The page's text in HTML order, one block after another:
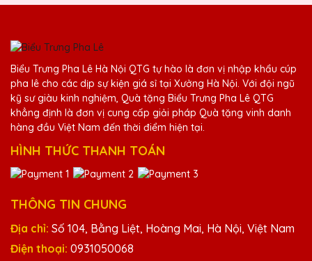
25/11/2025
Mình đã đặt một số lượng lớn cúp pha lê
cho sự kiện cuối năm của công ty và tất cả
đều rất đẹp và chất lượng. Cảm ơn Quà
Tặng Pha Lê QTG!
Dương Văn Thành
25/11/2025
Thiết kế cúp pha lê tại Quà Tặng Pha Lê
Biểu Trưng Pha Lê Hà Nội QTG tự hào là đơn vị nhập khẩu cúp
pha lê cho các dịp sự kiện giá sỉ tại Xưởng Hà Nội. Với đội ngũ
kỹ sư giàu kinh nghiệm, Quà tặng Biểu Trưng Pha Lê QTG
khẳng định là đơn vị cung cấp giải pháp Quà tặng vinh danh
hàng đầu Việt Nam đến thời điểm hiện tại.
HÌNH THỨC THANH TOÁN
THÔNG TIN CHUNG
Địa chỉ: Số 104, Bằng Liệt, Hoàng Mai, Hà Nội, Việt Nam
Điện thoại: 0931050068